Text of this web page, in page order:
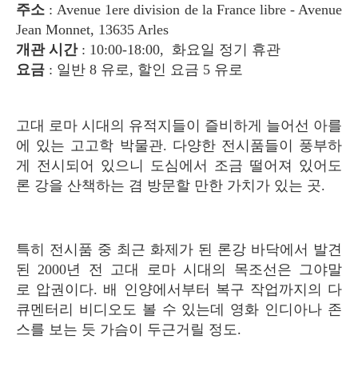
주소 : Avenue 1ere division de la France libre - Avenue
Jean Monnet, 13635 Arles
개관 시간: 10:00-18:00, 화요일 정기 휴관
요금 : 일반 8 유로, 할인 요금 5 유로
고대 로마 시대의 유적지들이 즐비하게 늘어선 아를
에 있는 고고학 박물관. 다양한 전시품들이 풍부하
게 전시되어 있으니 도심에서 조금 떨어져 있어도
론 강을 산책하는 겸 방문할 만한 가치가 있는 곳.
특히 전시품 중 최근 화제가 된 론강 바닥에서 발견
된 2000년 전 고대 로마 시대의 목조선은 그야말
로 압권이다. 배 인양에서부터 복구 작업까지의 다
큐멘터리 비디오도 볼 수 있는데 영화 인디아나 존
스를 보는 듯 가슴이 두근거릴 정도.